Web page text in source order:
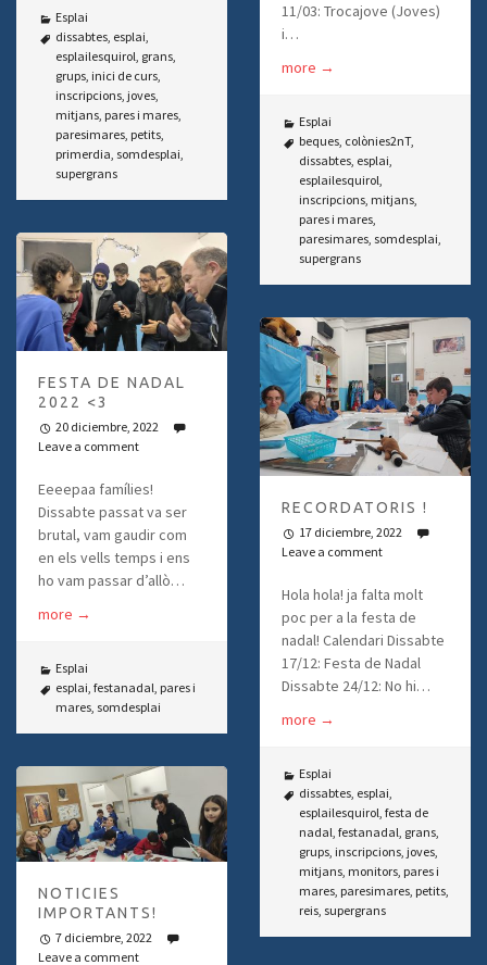
Esplai
dissabtes esplai
esplailesquirol grans
grups inici de curs
inscripcions joves
mitjans pares i mares
paresimares petits
primerdia somdesplai
supergrans
11/03: Trocajove (Joves)
i…
more →
Esplai
beques, colònies2nT,
dissabtes, esplai,
esplailesquirol,
inscripcions, mitjans,
pares i mares,
paresimares, somdesplai,
supergrans
FESTA DE NADAL
2022 <3
20 diciembre, 2022
Leave a comment
Eeeepaa famílies!
Dissabte passat va ser
brutal, vam gaudir com
en els vells temps i ens
ho vam passar d’allò…
more →
Esplai
esplai, festanadal, pares i
mares, somdesplai
RECORDATORIS !
17 diciembre, 2022
Leave a comment
Hola hola! ja falta molt
poc per a la festa de
nadal! Calendari Dissabte
17/12: Festa de Nadal
Dissabte 24/12: No hi…
more →
Esplai
dissabtes esplai
esplailesquirol festa de
nadal festanadal grans
grups inscripcions joves
mitjans monitors pares i
mares paresimares petits
reis supergrans
NOTICIES
IMPORTANTS!
7 diciembre, 2022
Leave a comment